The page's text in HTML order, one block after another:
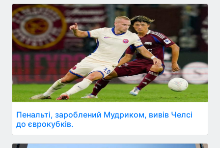
Пенальті, зароблений Мудриком, вивів Челсі
до єврокубків.